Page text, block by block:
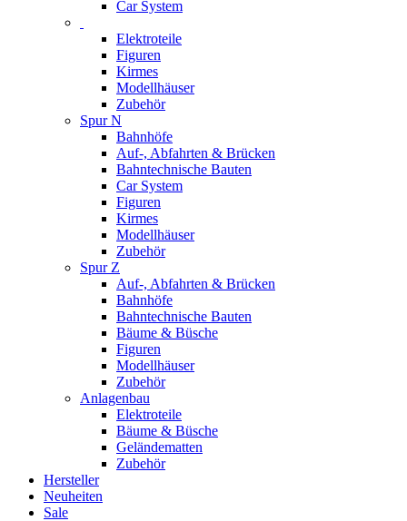
Car System
Elektroteile
Figuren
Kirmes
Modellhäuser
Zubehör
Spur N
Bahnhöfe
Auf-, Abfahrten & Brücken
Bahntechnische Bauten
Car System
Figuren
Kirmes
Modellhäuser
Zubehör
Spur Z
Auf-, Abfahrten & Brücken
Bahnhöfe
Bahntechnische Bauten
Bäume & Büsche
Figuren
Modellhäuser
Zubehör
Anlagenbau
Elektroteile
Bäume & Büsche
Geländematten
Zubehör
Hersteller
Neuheiten
Sale